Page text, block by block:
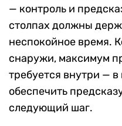
— контроль и
столпах должны
неспокойное время.
снаружи, максимум
требуется внутри —
обеспечить
следующий шаг.